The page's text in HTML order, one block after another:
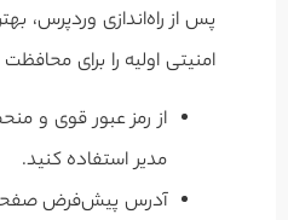
پس از راه‌اندازی وردپرس،
امنیتی اولیه را برای
از رمز عبور قوی و
مدیر استفاده کنید.
آدرس پیش‌فرض صفحه